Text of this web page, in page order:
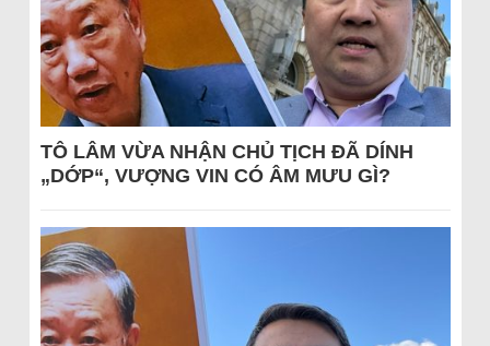
TÔ LÂM VỪA NHẬN CHỦ TỊCH ĐÃ DÍNH
„DỚP“, VƯỢNG VIN CÓ ÂM MƯU GÌ?